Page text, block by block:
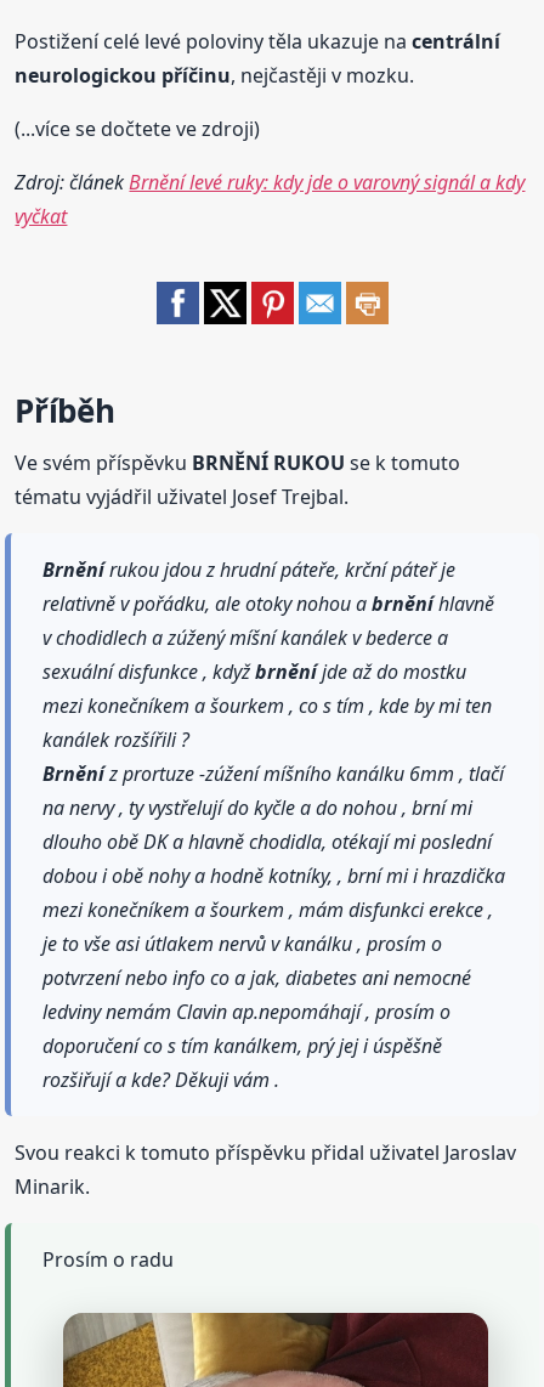
Postižení celé levé poloviny těla ukazuje nacentrální
neurologickou příčinu, nejčastěji v mozku.
(...více se dočtete ve zdroji)
Zdroj: článekBrnění levé ruky: kdy jde o varovný signál a kdy
vyčkat
Příběh
Ve svém příspěvku BRNĚNÍ RUKOU se k tomuto
tématu vyjádřil uživatel Josef Trejbal.
Brněnírukou jdou z hrudní páteře, krční páteř je
relativně v pořádku, ale otoky nohou abrněníhlavně
v chodidlech a zúžený míšní kanálek v bederce a
sexuální disfunkce , kdyžbrněníjde až do mostku
mezi konečníkem a šourkem , co s tím , kde by mi ten
kanálek rozšířili ?
Brněníz prortuze -zúžení míšního kanálku 6mm , tlačí
na nervy , ty vystřelují do kyčle a do nohou , brní mi
dlouho obě DK a hlavně chodidla, otékají mi poslední
dobou i obě nohy a hodně kotníky, , brní mi i hrazdička
mezi konečníkem a šourkem , mám disfunkci erekce ,
je to vše asi útlakem nervů v kanálku , prosím o
potvrzení nebo info co a jak, diabetes ani nemocné
ledviny nemám Clavin ap.nepomáhají , prosím o
doporučení co s tím kanálkem, prý jej i úspěšně
rozšiřují a kde? Děkuji vám .
Svou reakci k tomuto příspěvku přidal uživatel Jaroslav
Minarik.
Prosím o radu